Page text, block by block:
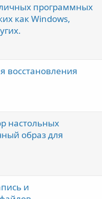
программных
как Windows,
восстановления
настольных
образ для
и